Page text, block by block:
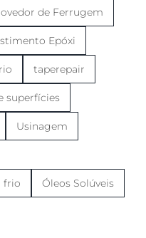
de Ferrugem
Epóxi
taperepair
superfícies
Usinagem
frio Óleos Solúveis